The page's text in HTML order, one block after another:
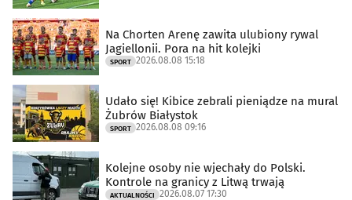
Na Chorten Arenę zawita ulubiony rywal
Jagiellonii. Pora na hit kolejki
SPORT 2026.08.08 15:18
Udało się! Kibice zebrali pieniądze na mural
Żubrów Białystok
SPORT 2026.08.08 09:16
Kolejne osoby nie wjechały do Polski.
Kontrole na granicy z Litwą trwają
AKTUALNOŚCI 2026.08.07 17:30